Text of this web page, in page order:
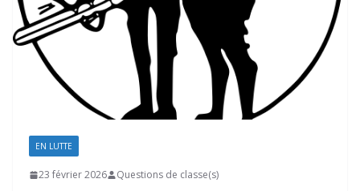
EN LUTTE
23 février 2026 Questions de classe(s)